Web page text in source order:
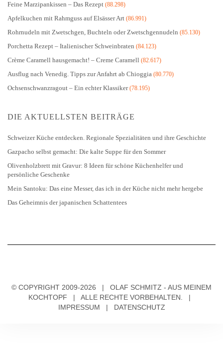
Feine Marzipankissen – Das Rezept (88.298)
Apfelkuchen mit Rahmguss auf Elsässer Art (86.991)
Rohrnudeln mit Zwetschgen, Buchteln oder Zwetschgennudeln (85.130)
Porchetta Rezept – Italienischer Schweinbraten (84.123)
Crème Caramell hausgemacht! – Creme Caramell (82.617)
Ausflug nach Venedig. Tipps zur Anfahrt ab Chioggia (80.770)
Ochsenschwanzragout – Ein echter Klassiker(78.195)
DIE AKTUELLSTEN BEITRÄGE
Schweizer Küche entdecken. Regionale Spezialitäten und ihre Geschichte
Gazpacho selbst gemacht: Die kalte Suppe für den Sommer
Olivenholzbrett mit Gravur: 8 Ideen für schöne Küchenhelfer und
persönliche Geschenke
Mein Santoku: Das eine Messer, das ich in der Küche nicht mehr hergebe
Das Geheimnis der japanischen Schattentees
© COPYRIGHT 2009-2026 | OLAF SCHMITZ - AUS MEINEM
KOCHTOPF | ALLE RECHTE VORBEHALTEN. |
IMPRESSUM | DATENSCHUTZ